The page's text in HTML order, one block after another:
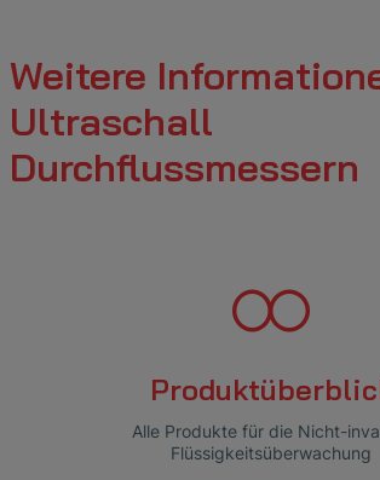
Weitere
Ultraschall
Durchflussmessern
Alle Produkte für die Nicht-
Flüssigkeitsüberwachung